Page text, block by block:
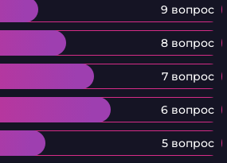
9 вопрос
8 вопрос
7 вопрос
6 вопрос
5 вопрос